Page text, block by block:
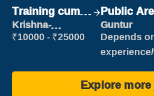
Training cum
Placement
Krishna-
vijayawada
₹10000 - ₹25000
Public
Cleaner
Guntur
Depends
Explore